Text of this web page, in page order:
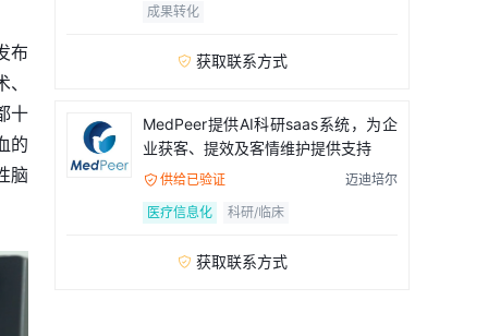
布
十
的
脑
成果转化
 获取联系方式
MedPeer提供AI科研saas系统，为企
业获客、提效及客情维护提供支持
 供给已验证
迈迪培尔
医疗信息化
科研/临床
 获取联系方式